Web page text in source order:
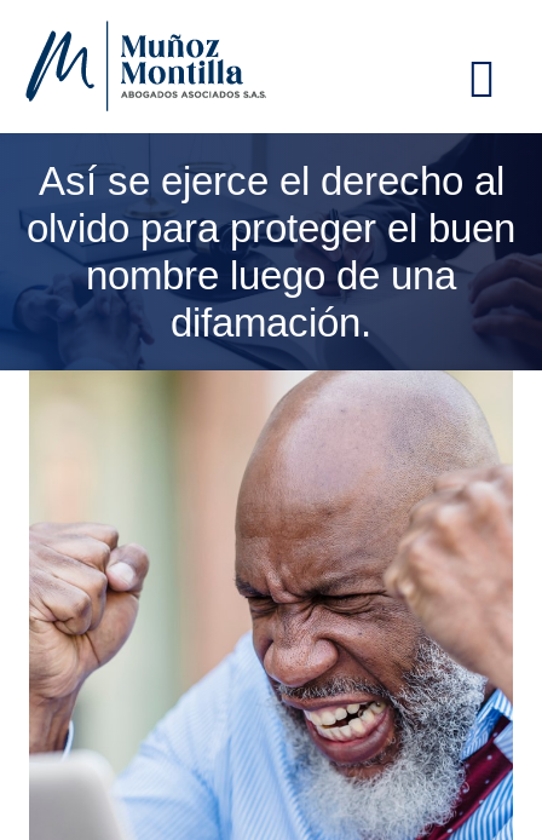
Así se ejerce el derecho al
olvido para proteger el buen
nombre luego de una
difamación.